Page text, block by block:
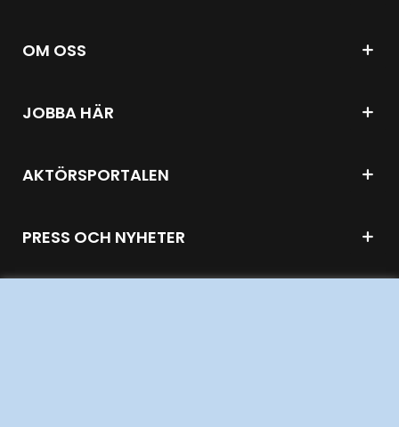
OM OSS
JOBBA HÄR
AKTÖRSPORTALEN
PRESS OCH NYHETER